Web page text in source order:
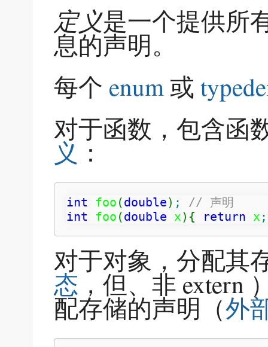
定义是一个提供所
息的声明。
每个 enum或
对于函数，包含函
义 ：
int foo (double) ;
// 声明
int foo (double x) { return x ;
对于对象，分配其
态 ，但、非 extern
配存储的声明（外